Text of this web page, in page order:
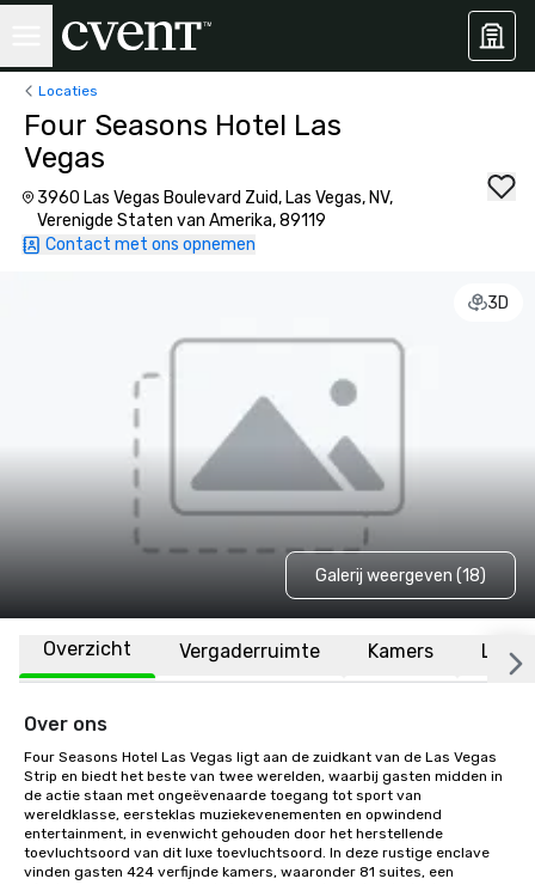
Locaties
Four Seasons Hotel Las
Vegas
3960 Las Vegas Boulevard Zuid, Las Vegas, NV,
Verenigde Staten van Amerika, 89119
Contact met ons opnemen
3D
Galerij weergeven (18)
Overzicht Vergaderruimte Kamers
Over ons
Four Seasons Hotel Las Vegas ligt aan de zuidkant van de Las Vegas
Strip en biedt het beste van twee werelden, waarbij gasten midden in
de actie staan met ongeëvenaarde toegang tot sport van
wereldklasse, eersteklas muziekevenementen en opwindend
entertainment, in evenwicht gehouden door het herstellende
toevluchtsoord van dit luxe toevluchtsoord. In deze rustige enclave
vinden gasten 424 verfijnde kamers, waaronder 81 suites, een